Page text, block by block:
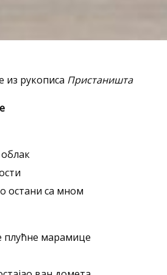
из рукописа Пристаништа
остани са мном
плућне марамице